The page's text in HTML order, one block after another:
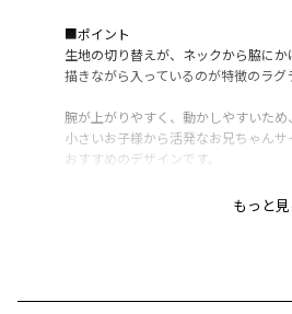
■ポイント
生地の切り替えが、ネックから脇に
描きながら入っているのが特徴のラグ
腕が上がりやすく、動かしやすいため、
小さいお子様から活発なお兄ちゃんサ
おすすめのデザインです。
カジュアルだけどキレイめにも着られ
男の子だけじゃなく、女の子にもおす
もっと見